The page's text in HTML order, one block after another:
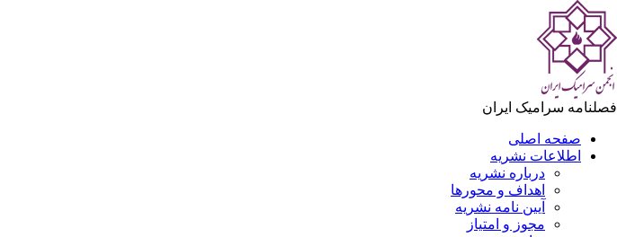
فصلنامه سرامیک ایران
صفحه اصلی
اطلاعات نشریه
درباره نشریه
اهداف و محورها
آیین نامه نشریه
مجوز و امتیاز